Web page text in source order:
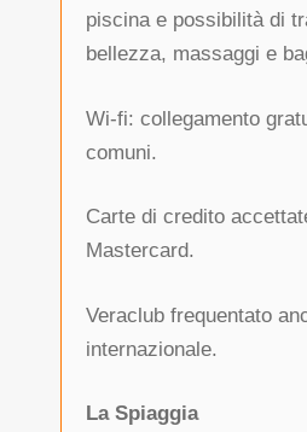
piscina e possibilità di
bellezza, massaggi e
Wi-fi: collegamento
comuni.
Carte di credito
Mastercard.
Veraclub frequentato
internazionale.
La Spiaggia